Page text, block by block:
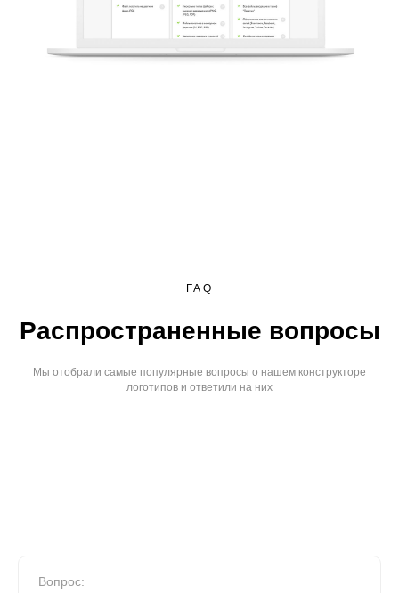
FAQ
Распространенные вопросы
Мы отобрали самые популярные вопросы о нашем конструкторе
логотипов и ответили на них
Вопрос: